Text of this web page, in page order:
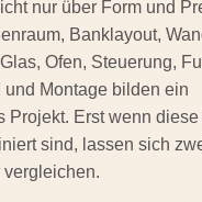
nur über Form und
Banklayout,
Ofen, Steuerung,
und Montage bilden ein
Projekt. Erst wenn
sind, lassen sich